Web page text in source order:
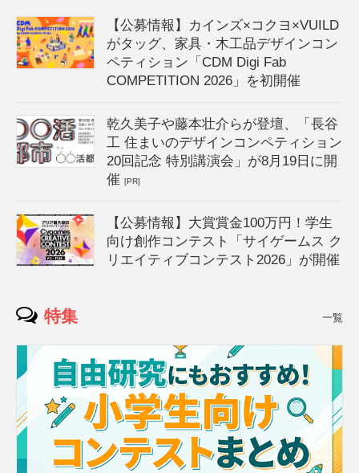
【公募情報】カインズ×コクヨ×VUILD
がタッグ、家具・木工品デザインコン
ペティション「CDM Digi Fab
COMPETITION 2026」を初開催
乾久美子や藤本壮介らが登壇、「長谷
工 住まいのデザインコンペティション
20回記念 特別講演会」が8月19日に開
催[PR]
【公募情報】大賞賞金100万円！学生
向け創作コンテスト「サイゲームス ク
リエイティブコンテスト2026」が開催
特集 一覧